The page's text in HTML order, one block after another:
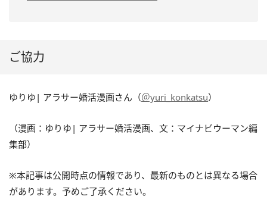
ご協力
ゆりゆ| アラサー婚活漫画さん（＠yuri_konkatsu）
（漫画：ゆりゆ| アラサー婚活漫画、文：マイナビウーマン編
集部）
※本記事は公開時点の情報であり、最新のものとは異なる場合
があります。予めご了承ください。